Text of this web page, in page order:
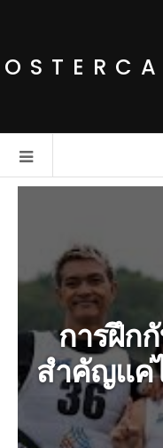
การฝึก
สำคัญแค่